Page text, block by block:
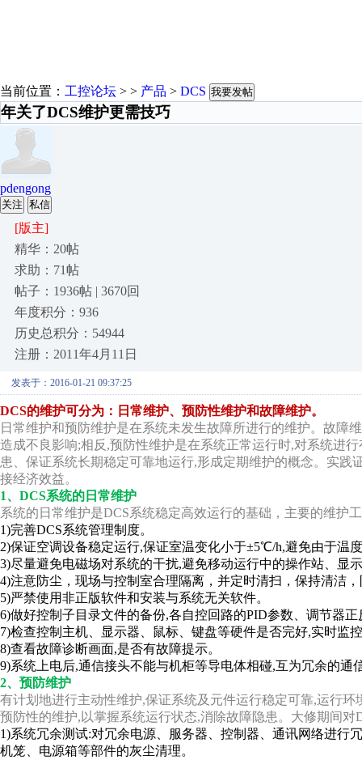
当前位置： 工控论坛 > > 产品 > DCS 我要发帖
年关了DCS维护更需技巧
pdengong
关注 私信
[版主]
精华：20帖
求助：71帖
帖子：1936帖 | 3670回
年度积分：936
历史总积分：54944
注册：2011年4月11日
发表于：2016-01-21 09:37:25
DCS的维护可分为：日常维护、预防性维护和故障维护。
日常维护和预防维护是在系统未发生故障所进行的维护。故障
造成不良影响;相反,预防性维护是在系统正常运行时,对系统进
患、保证系统长期稳定可靠地运行,形成定期维护的概念。实
接经济效益。
1、DCS系统的日常维护
系统的日常维护是DCS系统稳定高效运行的基础，主要的维护
1)完善DCS系统管理制度。
2)保证空调设备稳定运行,保证室温变化小于±5℃/h,避免由于温
3)尽量避免电磁场对系统的干扰,避免移动运行中的操作站、显
4)注意防尘，现场与控制室合理隔离，并定时清扫，保持清洁
5)严禁使用非正版软件和安装与系统无关软件。
6)做好控制子目录文件的备份,各自控回路的PID参数、调节器
7)检查控制主机、显示器、鼠标、键盘等硬件是否完好,实时监
8)查看故障诊断画面,是否有故障提示。
9)系统上电后,通信接头不能与机柜等导电体相碰,互为冗余的
2、预防维护
有计划地进行主动性维护,保证系统及元件运行稳定可靠,运行
预防性的维护,以掌握系统运行状态,消除故障隐患。大修期间对
1)系统冗余测试:对冗余电源、服务器、控制器、通讯网络进行
机笼、电源箱等部件的灰尘清理。